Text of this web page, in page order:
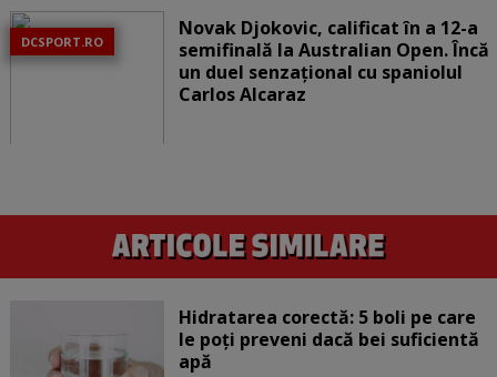
DCSPORT.RO
Novak Djokovic, calificat în a 12-a
semifinală la Australian Open. Încă
un duel senzațional cu spaniolul
Carlos Alcaraz
Hidratarea corectă: 5 boli pe care
le poți preveni dacă bei suficientă
apă